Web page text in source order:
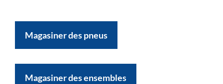
Magasiner des pneus
Magasiner des ensembles